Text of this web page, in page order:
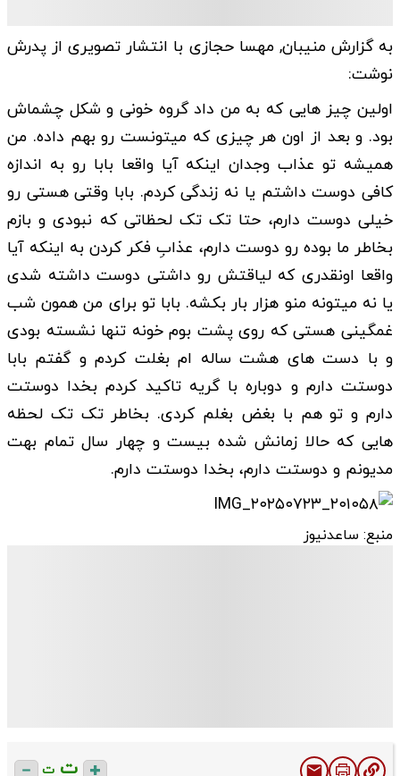
به گزارش منیبان, مهسا حجازی با انتشار تصویری از پدرش
نوشت:
اولین چیز هایی که به من داد گروه خونی و شکل چشماش
بود. و بعد از اون هر چیزی که میتونست رو بهم داده. من
همیشه تو عذاب وجدان اینکه آیا واقعا بابا رو به اندازه
کافی دوست داشتم یا نه زندگی کردم. بابا وقتی هستی رو
خیلی دوست دارم، حتا تک تک لحظاتی که نبودی و بازم
بخاطر ما بوده رو دوست دارم، عذابِ فکر کردن به اینکه آیا
واقعا اونقدری که لیاقتش رو داشتی دوست داشته شدی
یا نه میتونه منو هزار بار بکشه. بابا تو برای من همون شب
غمگینی هستی که روی پشت بوم خونه تنها نشسته بودی
و با دست های هشت ساله ام بغلت کردم و گفتم بابا
دوستت دارم و دوباره با گریه تاکید کردم بخدا دوستت
دارم و تو هم با بغض بغلم کردی. بخاطر تک تک لحظه
هایی که حالا زمانش شده بیست و چهار سال تمام بهت
مدیونم و دوستت دارم، بخدا دوستت دارم.
منبع: ساعدنیوز
ت ت